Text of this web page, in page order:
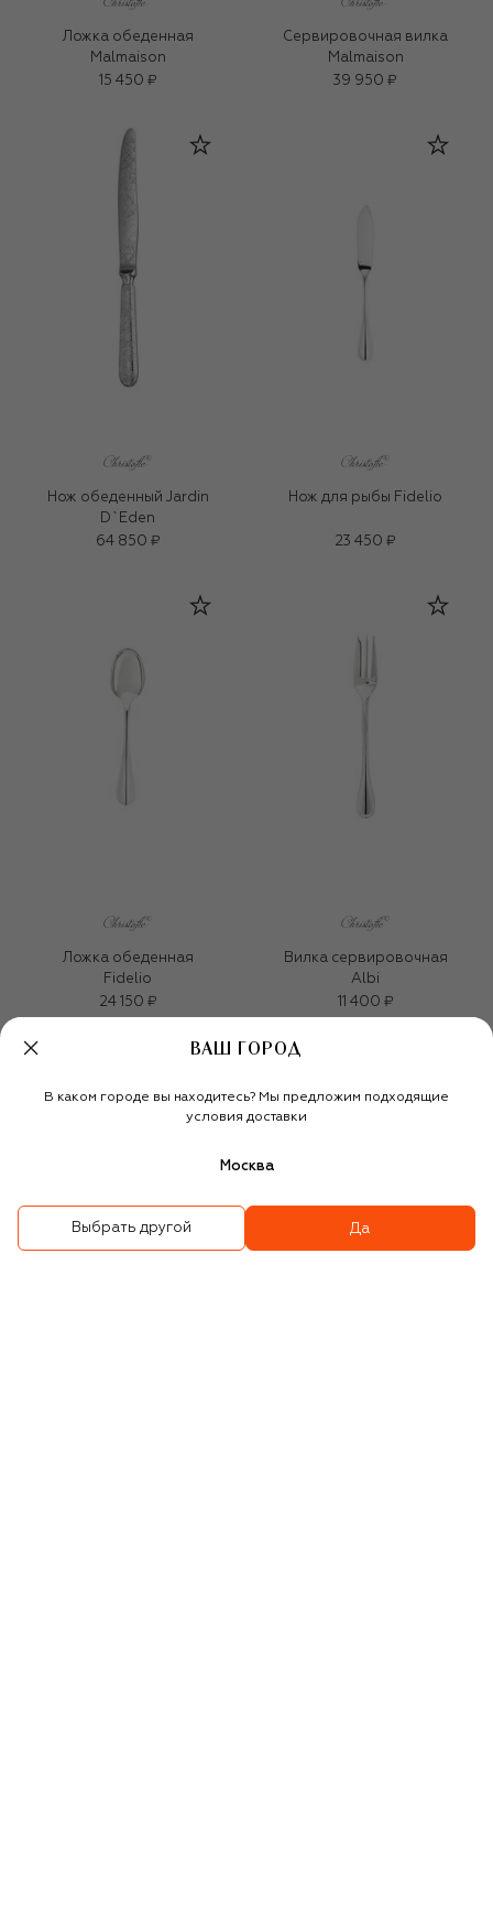
Ложка обеденная
Malmaison
15 450 ₽
Сервировочная вилка
Malmaison
39 950 ₽
Нож обеденный Jardin
D`Eden
64 850 ₽
Нож для рыбы Fidelio
23 450 ₽
Ложка обеденная
Fidelio
24 150 ₽
Вилка сервировочная
Albi
11 400 ₽
ВАШ ГОРОД
В каком городе вы находитесь? Мы предложим подходящие
условия доставки
Москва
Выбрать другой Да